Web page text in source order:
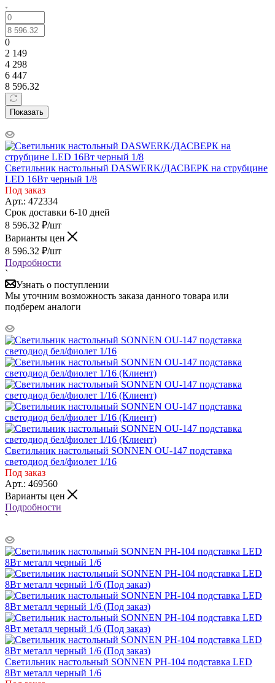
0
2 149
4 298
6 447
8 596.32
Показать
Светильник настольный DASWERK/ДАСВЕРК на струбцине
LED 16Вт черный 1/8
Под заказ
Арт.: 472334
Срок доставки 6-10 дней
8 596.32 ₽/шт
Варианты цен
8 596.32 ₽/шт
Подробности
`
Узнать о поступлении
Мы уточним возможность заказа данного товара или
подберем аналоги
Светильник настольный SONNEN OU-147 подставка
светодиод бел/фиолет 1/16
Под заказ
Арт.: 469560
Варианты цен
Подробности
`
Светильник настольный SONNEN PH-104 подставка LED
8Вт металл черный 1/6